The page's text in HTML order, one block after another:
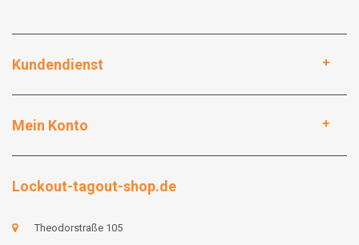
Kundendienst
Mein Konto
Lockout-tagout-shop.de
Theodorstraße 105